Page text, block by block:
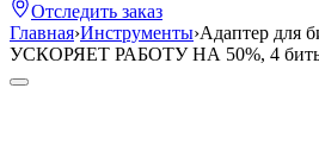
Отследить заказ
Главная›Инструменты›Адаптер для
УСКОРЯЕТ РАБОТУ НА 50%, 4 биты